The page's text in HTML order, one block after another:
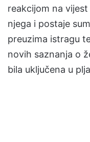
reakcijom na
njega i postaje
preuzima istragu
novih saznanja o
bila uključena u